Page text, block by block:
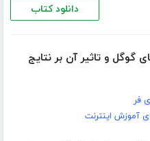
دانلود کتاب
گوگل و تاثیر آن بر نتایج
فر
آموزش اینترنت